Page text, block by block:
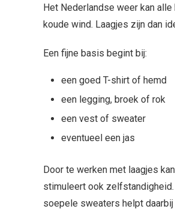
Het Nederlandse weer kan
koude wind. Laagjes zijn dan
Een fijne basis begint bij:
een goed T-shirt of hemd
een legging, broek of rok
een vest of sweater
eventueel een jas
Door te werken met laagjes
stimuleert ook
soepele sweaters helpt daarbij